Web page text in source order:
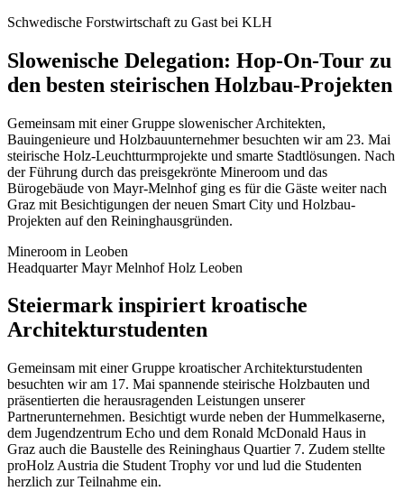
Schwedische Forstwirtschaft zu Gast bei KLH
Slowenische Delegation: Hop-On-Tour zu
den besten steirischen Holzbau-Projekten
Gemeinsam mit einer Gruppe slowenischer Architekten,
Bauingenieure und Holzbauunternehmer besuchten wir am 23. Mai
steirische Holz-Leuchtturmprojekte und smarte Stadtlösungen. Nach
der Führung durch das preisgekrönte Mineroom und das
Bürogebäude von Mayr-Melnhof ging es für die Gäste weiter nach
Graz mit Besichtigungen der neuen Smart City und Holzbau-
Projekten auf den Reininghausgründen.
Mineroom in Leoben
Headquarter Mayr Melnhof Holz Leoben
Steiermark inspiriert kroatische
Architekturstudenten
Gemeinsam mit einer Gruppe kroatischer Architekturstudenten
besuchten wir am 17. Mai spannende steirische Holzbauten und
präsentierten die herausragenden Leistungen unserer
Partnerunternehmen. Besichtigt wurde neben der Hummelkaserne,
dem Jugendzentrum Echo und dem Ronald McDonald Haus in
Graz auch die Baustelle des Reininghaus Quartier 7. Zudem stellte
proHolz Austria die Student Trophy vor und lud die Studenten
herzlich zur Teilnahme ein.